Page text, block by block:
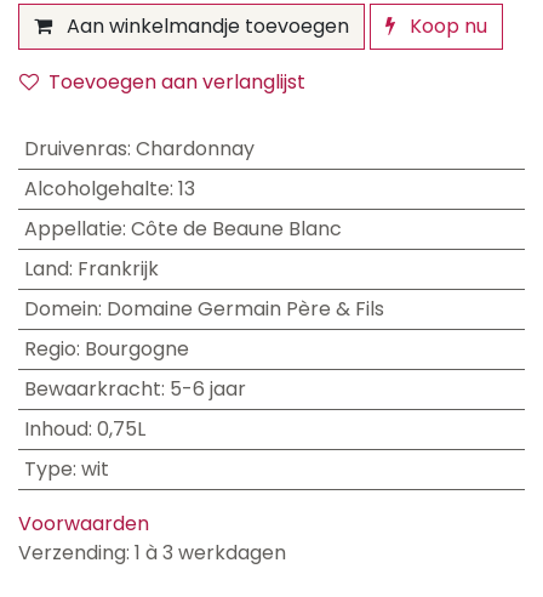
Aan winkelmandje toevoegen
Koop nu
Toevoegen aan verlanglijst
Druivenras: Chardonnay
Alcoholgehalte: 13
Appellatie: Côte de Beaune Blanc
Land: Frankrijk
Domein: Domaine Germain Père & Fils
Regio: Bourgogne
Bewaarkracht: 5-6 jaar
Inhoud: 0,75L
Type: wit
Voorwaarden
Verzending: 1 à 3 werkdagen